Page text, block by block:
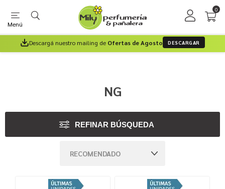
Menú
0
Descargá nuestro mailing de Ofertas de Agosto DESCARGAR
NG
REFINAR BÚSQUEDA